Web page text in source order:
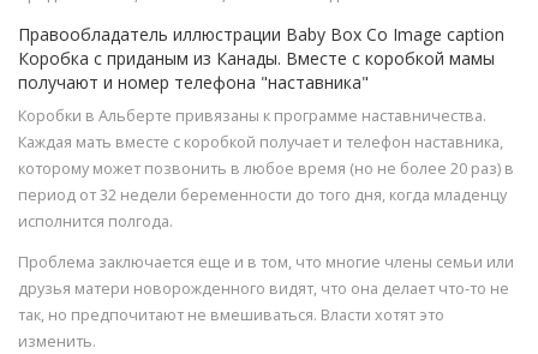
Правообладатель иллюстрации Baby Box Co Image caption
Коробка с приданым из Канады. Вместе с коробкой мамы
получают и номер телефона "наставника"
Коробки в Альберте привязаны к программе наставничества.
Каждая мать вместе с коробкой получает и телефон наставника,
которому может позвонить в любое время (но не более 20 раз) в
период от 32 недели беременности до того дня, когда младенцу
исполнится полгода.
Проблема заключается еще и в том, что многие члены семьи или
друзья матери новорожденного видят, что она делает что-то не
так, но предпочитают не вмешиваться. Власти хотят это
изменить.